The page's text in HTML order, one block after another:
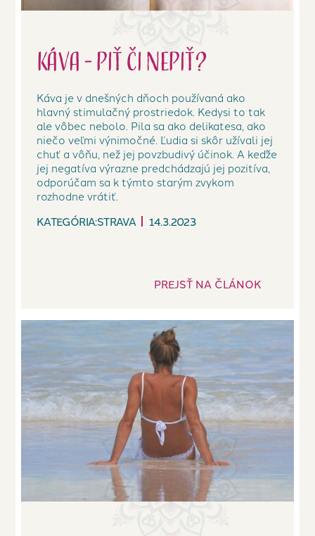
Káva - piť či nepiť?
Káva je v dnešných dňoch používaná ako
hlavný stimulačný prostriedok. Kedysi to tak
ale vôbec nebolo. Pila sa ako delikatesa, ako
niečo veľmi výnimočné. Ľudia si skôr užívali jej
chuť a vôňu, než jej povzbudivý účinok. A keďže
jej negatíva výrazne predchádzajú jej pozitíva,
odporúčam sa k týmto starým zvykom
rozhodne vrátiť.
KATEGÓRIA:STRAVA 14.3.2023
PREJSŤ NA ČLÁNOK